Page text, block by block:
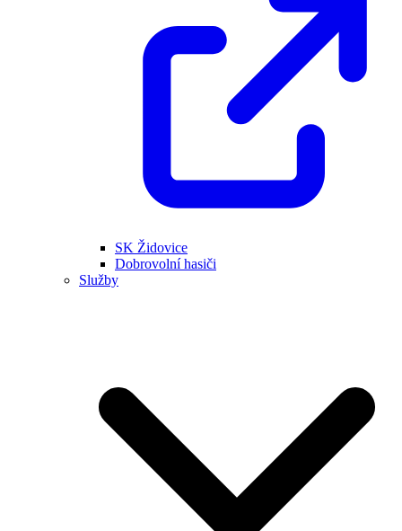
SK Židovice
Dobrovolní hasiči
Služby